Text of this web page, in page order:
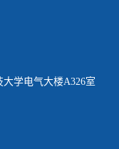
学电气大楼A326室